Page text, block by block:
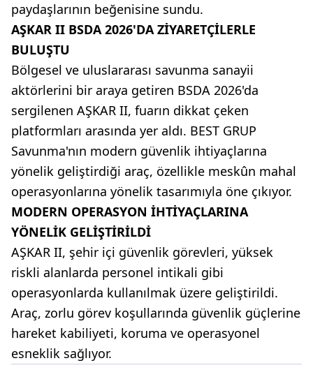
paydaşlarının beğenisine sundu.
AŞKAR II BSDA 2026'DA ZİYARETÇİLERLE
BULUŞTU
Bölgesel ve uluslararası savunma sanayii
aktörlerini bir araya getiren BSDA 2026'da
sergilenen AŞKAR II, fuarın dikkat çeken
platformları arasında yer aldı. BEST GRUP
Savunma'nın modern güvenlik ihtiyaçlarına
yönelik geliştirdiği araç, özellikle meskûn mahal
operasyonlarına yönelik tasarımıyla öne çıkıyor.
MODERN OPERASYON İHTİYAÇLARINA
YÖNELİK GELİŞTİRİLDİ
AŞKAR II, şehir içi güvenlik görevleri, yüksek
riskli alanlarda personel intikali gibi
operasyonlarda kullanılmak üzere geliştirildi.
Araç, zorlu görev koşullarında güvenlik güçlerine
hareket kabiliyeti, koruma ve operasyonel
esneklik sağlıyor.